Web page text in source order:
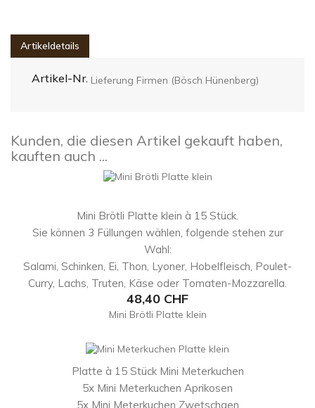
Artikeldetails
Artikel-Nr. Lieferung Firmen (Bösch Hünenberg)
Kunden, die diesen Artikel gekauft haben,
kauften auch ...
Mini Brötli Platte klein à 15 Stück.
Sie können 3 Füllungen wählen, folgende stehen zur
Wahl:
Salami, Schinken, Ei, Thon, Lyoner, Hobelfleisch, Poulet-
Curry, Lachs, Truten, Käse oder Tomaten-Mozzarella.
Preis
48,40 CHF
Mini Brötli Platte klein
Platte à 15 Stück Mini Meterkuchen
5x Mini Meterkuchen Aprikosen
5x Mini Meterkuchen Zwetschgen